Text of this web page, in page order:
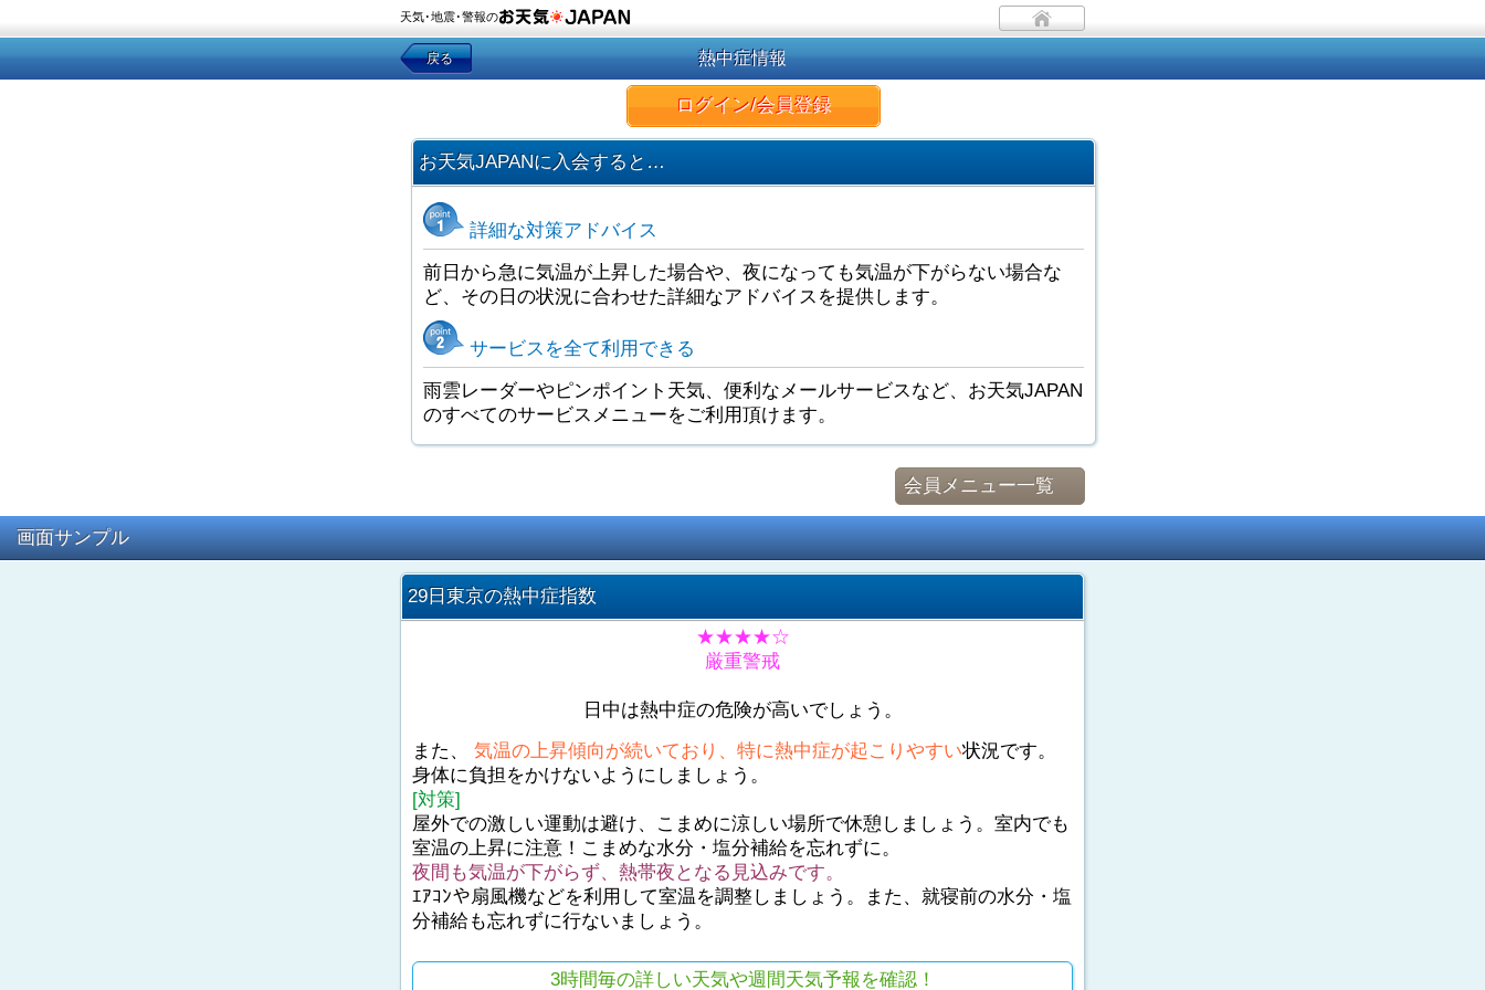
天気･地震･警報の
戻る 熱中症情報
ログイン/会員登録
お天気JAPANに入会すると…
詳細な対策アドバイス
前日から急に気温が上昇した場合や、夜になっても気温が下がらない場合な
ど、その日の状況に合わせた詳細なアドバイスを提供します。
サービスを全て利用できる
雨雲レーダーやピンポイント天気、便利なメールサービスなど、お天気JAPAN
のすべてのサービスメニューをご利用頂けます。
会員メニュー一覧
画面サンプル
29日東京の熱中症指数
★★★★☆
厳重警戒
日中は熱中症の危険が高いでしょう。
また、 気温の上昇傾向が続いており、特に熱中症が起こりやすい状況です。
身体に負担をかけないようにしましょう。
[対策]
屋外での激しい運動は避け、こまめに涼しい場所で休憩しましょう。室内でも
室温の上昇に注意！こまめな水分・塩分補給を忘れずに。
夜間も気温が下がらず、熱帯夜となる見込みです。
ｴｱｺﾝや扇風機などを利用して室温を調整しましょう。また、就寝前の水分・塩
分補給も忘れずに行ないましょう。
3時間毎の詳しい天気や週間天気予報を確認！